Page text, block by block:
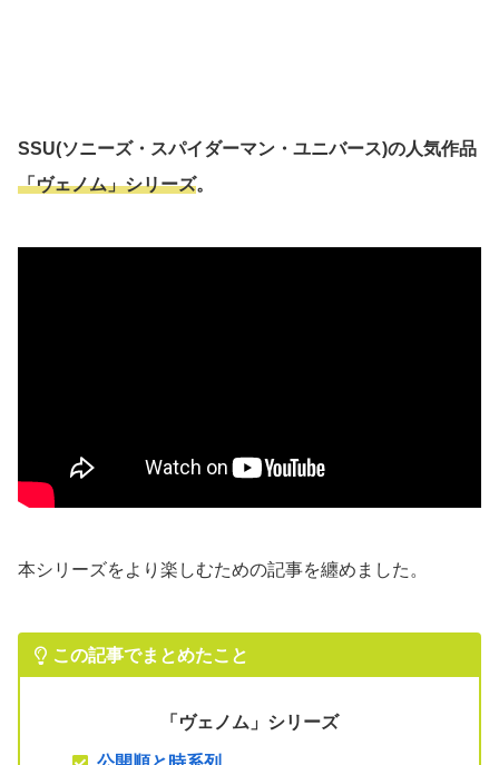
SSU(ソニーズ・スパイダーマン・ユニバース)の人気作品
「ヴェノム」シリーズ。
本シリーズをより楽しむための記事を纏めました。
この記事でまとめたこと
「 ヴェノム 」 シリーズ